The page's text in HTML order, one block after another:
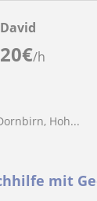
20€/h
David
Hoh...
mit